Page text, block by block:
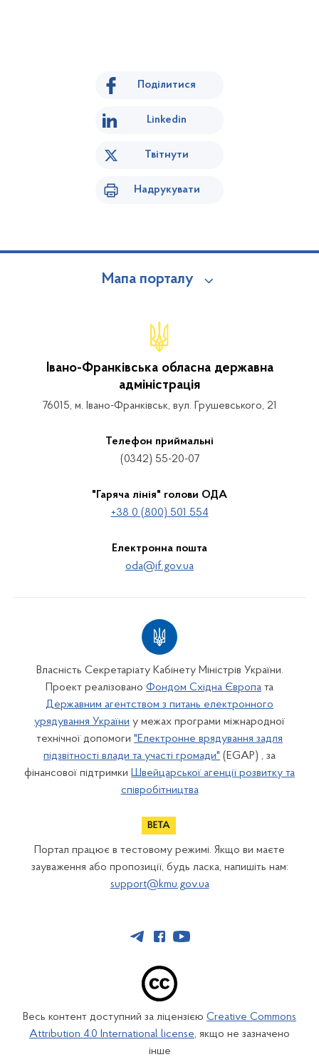
Поділитися
Linkedin
Твітнути
Надрукувати
Мапа порталу
Івано-Франківська обласна державна
адміністрація
76015, м. Івано-Франківськ, вул. Грушевського, 21
Телефон приймальні
(0342) 55-20-07
"Гаряча лінія" голови ОДА
+38 0 (800) 501 554
Електронна пошта
oda@if.gov.ua
Власність Секретаріату Кабінету Міністрів України.
Проект реалізовано Фондом Східна Європа та
Державним агентством з питань електронного
урядування України у межах програми міжнародної
технічної допомоги "Електронне врядування задля
підзвітності влади та участі громади" (EGAP) , за
фінансової підтримки Швейцарської агенції розвитку та
співробітництва
Портал працює в тестовому режимі. Якщо ви маєте
зауваження або пропозиції, будь ласка, напишіть нам:
support@kmu.gov.ua
Весь контент доступний за ліцензією Creative Commons
Attribution 4.0 International license, якщо не зазначено
інше